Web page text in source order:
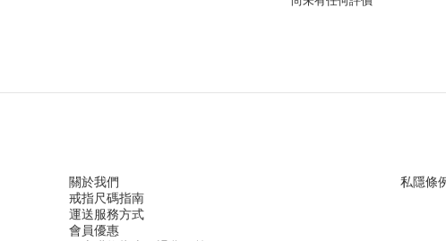
關於我們
戒指尺碼指南
運送服務方式
會員優惠
私隱條